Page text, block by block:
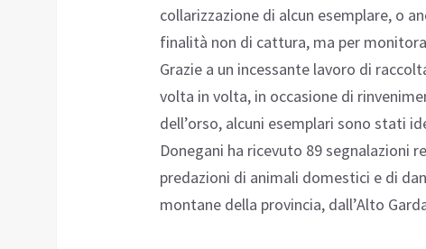
collarizzazione di alcun esemplare, o
finalità non di cattura, ma per
Grazie a un incessante lavoro di
volta in volta, in occasione di
dell’orso, alcuni esemplari sono stati
Donegani ha ricevuto 89 segnalazioni
predazioni di animali domestici e di
montane della provincia, dall’Alto